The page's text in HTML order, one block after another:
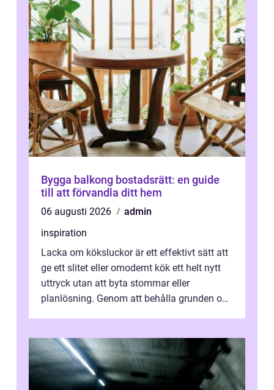
Bygga balkong bostadsrätt: en guide
till att förvandla ditt hem
06 augusti 2026
admin
inspiration
Lacka om köksluckor är ett effektivt sätt att
ge ett slitet eller omodernt kök ett helt nytt
uttryck utan att byta stommar eller
planlösning. Genom att behålla grunden och